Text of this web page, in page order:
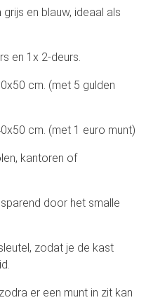
en blauw, ideaal als
en 1x 2-deurs.
cm. (met 5 gulden
cm. (met 1 euro munt)
kantoren of
door het smalle
zodat je de kast
er een munt in zit kan